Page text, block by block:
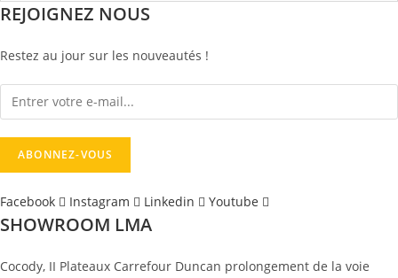
REJOIGNEZ NOUS
Restez au jour sur les nouveautés !
Facebook Instagram Linkedin Youtube
SHOWROOM LMA
Cocody, II Plateaux Carrefour Duncan prolongement de la voie